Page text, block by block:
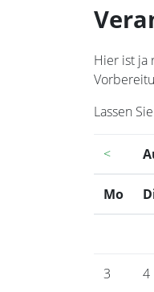
Hier ist ja
Lassen
<
Mo ntag
3 4